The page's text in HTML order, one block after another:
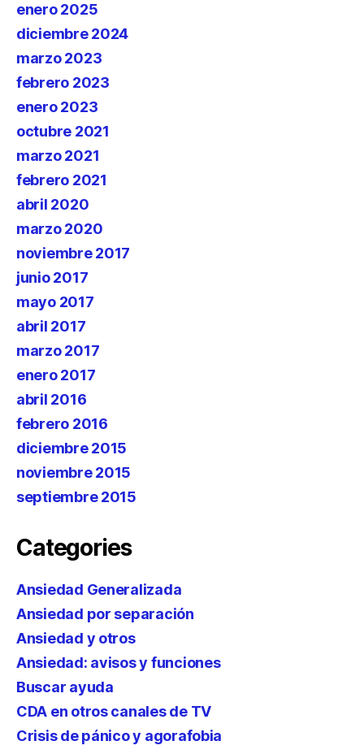
enero 2025
diciembre 2024
marzo 2023
febrero 2023
enero 2023
octubre 2021
marzo 2021
febrero 2021
abril 2020
marzo 2020
noviembre 2017
junio 2017
mayo 2017
abril 2017
marzo 2017
enero 2017
abril 2016
febrero 2016
diciembre 2015
noviembre 2015
septiembre 2015
Categories
Ansiedad Generalizada
Ansiedad por separación
Ansiedad y otros
Ansiedad: avisos y funciones
Buscar ayuda
CDA en otros canales de TV
Crisis de pánico y agorafobia